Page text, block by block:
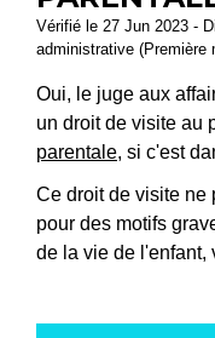
Vérifié le 27 Jun 2023 -
administrative (Première
Oui, le juge aux
un droit de visite au
parentale, si c'est
Ce droit de visite ne
pour des motifs
de la vie de l'enfant,